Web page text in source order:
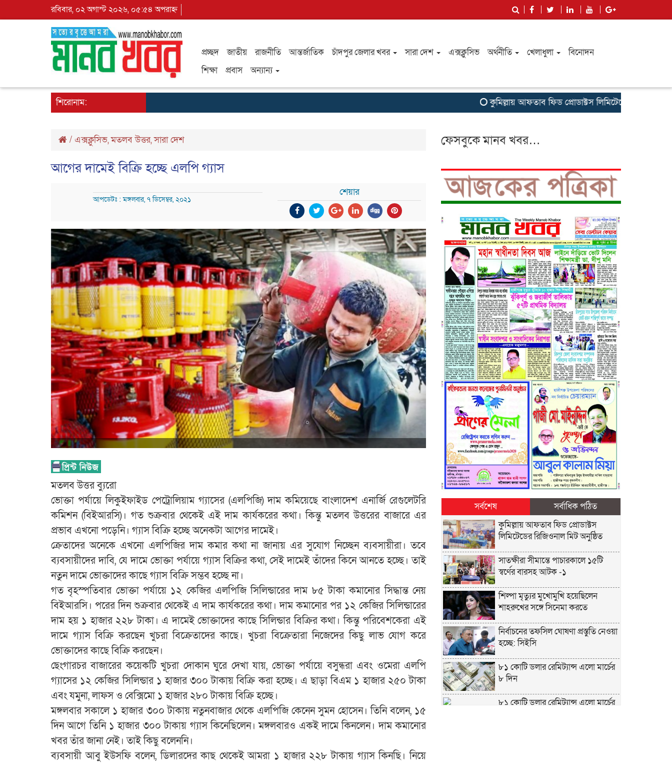
রবিবার, ০২ অগাস্ট ২০২৬, ০৫:৫৪ অপরাহ্ন
প্রচ্ছদ জাতীয় রাজনীতি আন্তর্জাতিক চাঁদপুর জেলার খবর সারা দেশ এক্সক্লুসিভ অর্থনীতি খেলাধুলা
বিনোদন
শিক্ষা
প্রবাস অন্যান্য
শিরোনাম: কুমিল্লায় আফতাব ফিড প্রোডাক্টস লিমিটেডের রিজিওনাল মিট
/ এক্সক্লুসিভ,মতলব উত্তর,সারা দেশ
আগের দামেই বিক্রি হচ্ছে এলপি গ্যাস
আপডেটঃ : মঙ্গলবার, ৭ ডিসেম্বর, ২০২১
শেয়ার
মতলব উত্তর ব্যুরো
ভোক্তা পর্যায়ে লিকুইফাইড পেট্রোলিয়াম গ্যাসের (এলপিজি) দাম কমিয়েছে বাংলাদেশ এনার্জি রেগুলেটরি
কমিশন (বিইআরসি)। গত শুক্রবার থেকেই এই দাম কার্যকরের কথা। কিন্তু মতলব উত্তরের বাজারে এর
প্রভাব এখনো পড়েনি। গ্যাস বিক্রি হচ্ছে অনেকটা আগের দামেই।
ক্রেতাদের অনেকে এখনো এলপিজির দাম কমার কথা না জানায় এর সুযোগ নিচ্ছেন ব্যবসায়ীরা। তবে
ব্যবসায়ীদের দাবি, যে দামে ভোক্তা পর্যায়ে গ্যাস বিক্রির কথা, সেই দামেই তাঁদের কিনে আনতে হচ্ছে। তাই
নতুন দামে ভোক্তাদের কাছে গ্যাস বিক্রি সম্ভব হচ্ছে না।
গত বৃহস্পতিবার ভোক্তা পর্যায়ে ১২ কেজির এলপিজি সিলিন্ডারের দাম ৮৫ টাকা কমানোর সিদ্ধান্ত নেয়
বিইআরসি। পরের দিন শুক্রবার থেকেই এ দাম কার্যকরের কথা। দাম কমানোর পর ১২ কেজির সিলিন্ডারের
দাম হয় ১ হাজার ২২৮ টাকা। এ দামেই ভোক্তাদের কাছে সিলিন্ডার বিক্রির কথা। কিন্তু পরিবেশকেরা এই
দামে গ্যাস বিক্রি করছেন খুচরা বিক্রেতাদের কাছে। খুচরা বিক্রেতারা নিজেদের কিছু লাভ যোগ করে
ভোক্তাদের কাছে বিক্রি করছেন।
ছেংগারচর বাজারের কয়েকটি খুচরা দোকান ঘুরে দেখা যায়, ভোক্তা পর্যায়ে বসুন্ধরা এবং ওমেরা এলপি
গ্যাসের ১২ কেজির সিলিন্ডার ১ হাজার ৩০০ টাকায় বিক্রি করা হচ্ছে। এ ছাড়া বিএম ১ হাজার ২৫০ টাকা
এবং যমুনা, লাফস ও বেক্সিমো ১ হাজার ২৮০ টাকায় বিক্রি হচ্ছে।
মঙ্গলবার সকালে ১ হাজার ৩০০ টাকায় নতুনবাজার থেকে এলপিজি কেনেন সুমন হোসেন। তিনি বলেন, ১৫
দিন আগে তিনি ১ হাজার ৩০০ টাকায় গ্যাস কিনেছিলেন। মঙ্গলবারও একই দামে কিনলেন। দাম কমানোর
খবর তাঁর জানা নেই। তাই কিছু বলেননি।
ব্যবসায়ী আবু ইউসফি বলেন, ডিলারদের কাছ থেকেই আমরা ১ হাজার ২২৮ টাকায় গ্যাস কিনছি। নিয়ে
ফেসবুকে মানব খবর…
সর্বশেষ
সর্বাধিক পঠিত
কুমিল্লায় আফতাব ফিড প্রোডাক্টস
লিমিটেডের রিজিওনাল মিট অনুষ্ঠিত
সাতক্ষীরা সীমান্তে পাচারকালে ১৫টি
স্বর্ণের বারসহ আটক -১
শিল্পা মৃত্যুর মুখোমুখি হয়েছিলেন
শাহরুখের সঙ্গে সিনেমা করতে
নির্বাচনের তফসিল ঘোষণা প্রস্তুতি নেওয়া
হচ্ছে: সিইসি
৮১ কোটি ডলার রেমিট্যান্স এলো মার্চের
৮ দিন
৮১ কোটি ডলার রেমিট্যান্স এলো মার্চের